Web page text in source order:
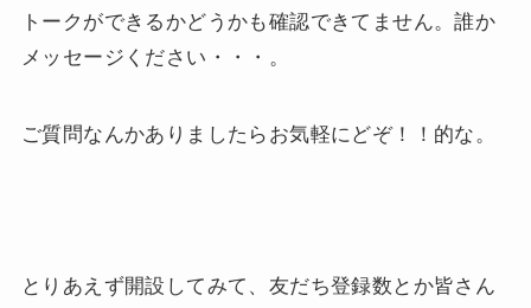
トークができるかどうかも確認できてません。誰か
メッセージください・・・。
ご質問なんかありましたらお気軽にどぞ！！的な。
とりあえず開設してみて、友だち登録数とか皆さん